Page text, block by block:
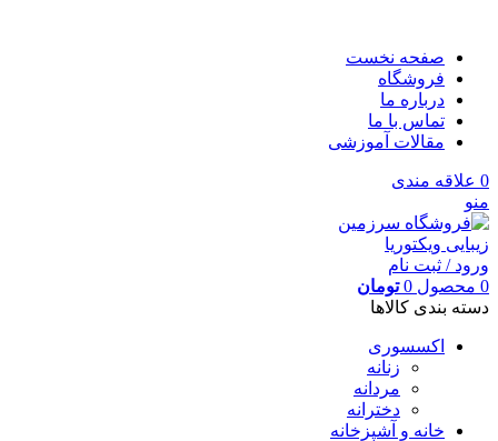
صفحه نخست
فروشگاه
درباره ما
تماس با ما
مقالات آموزشی
0 علاقه مندی
منو
ورود / ثبت نام
0 محصول 0 تومان
دسته بندی کالاها
اکسسوری
زنانه
مردانه
دخترانه
خانه و آشپزخانه